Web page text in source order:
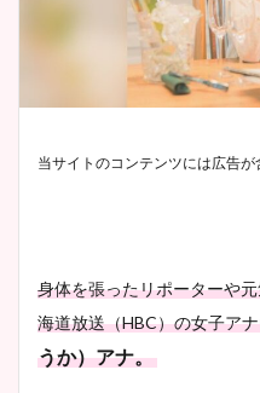
当サイトのコンテンツには広告
身体を張ったリポーターや
海道放送（HBC）の女子ア
うか）アナ。